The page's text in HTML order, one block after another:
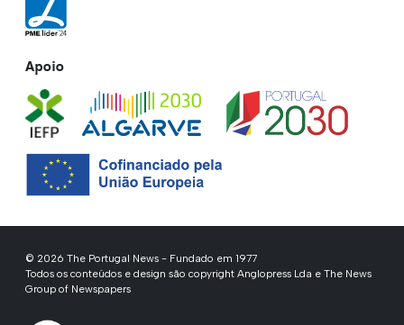
Apoio
© 2026 The Portugal News - Fundado em 1977
Todos os conteúdos e design são copyright Anglopress Lda e The News
Group of Newspapers